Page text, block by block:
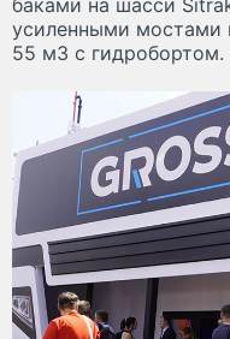
усиленными мостами
55 м3 с гидробортом.